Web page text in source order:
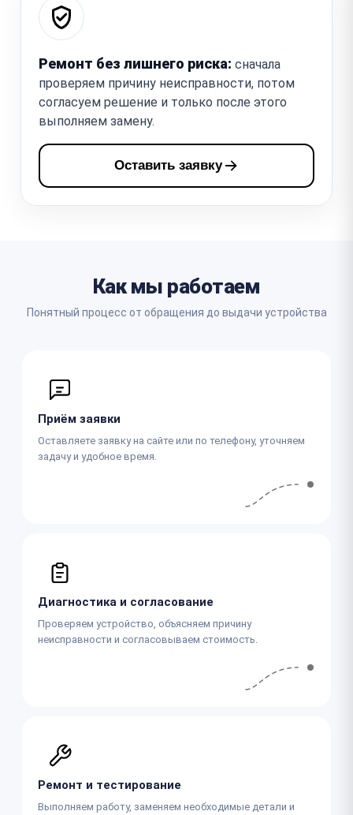
Ремонт без лишнего риска: сначала
проверяем причину неисправности, потом
согласуем решение и только после этого
выполняем замену.
Оставить заявку
Как мы работаем
Понятный процесс от обращения до выдачи устройства
Приём заявки
Оставляете заявку на сайте или по телефону, уточняем
задачу и удобное время.
Диагностика и согласование
Проверяем устройство, объясняем причину
неисправности и согласовываем стоимость.
Ремонт и тестирование
Выполняем работу, заменяем необходимые детали и